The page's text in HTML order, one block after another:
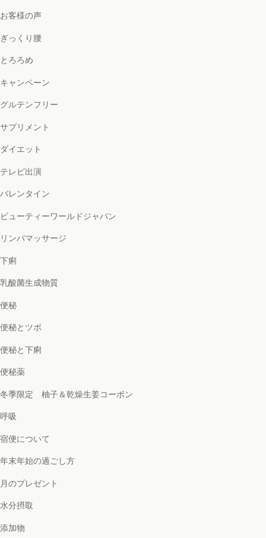
お客様の声
ぎっくり腰
とろろめ
キャンペーン
グルテンフリー
サプリメント
ダイエット
テレビ出演
バレンタイン
ビューティーワールドジャパン
リンパマッサージ
下痢
乳酸菌生成物質
便秘
便秘とツボ
便秘と下痢
便秘薬
冬季限定 柚子＆乾燥生姜コーボン
呼吸
宿便について
年末年始の過ごし方
月のプレゼント
水分摂取
添加物